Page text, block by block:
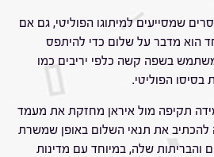
שמסייעים למיתוגו הפוליטי, גם אם
הוא מדבר על שלום כדי להיתפס
משתמש בשפה קשה כלפי יריבים כמו
הפוליטי.
תקיפה מול איראן מחזקת את מעמד
את תנאי השלום באופן שמשרת
והבריתות שלה, במיוחד עם מדינות